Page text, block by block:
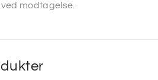
modtagelse.